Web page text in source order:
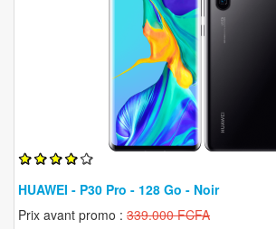
HUAWEI - P30 Pro - 128 Go - Noir
Prix avant promo : 339.000 FCFA